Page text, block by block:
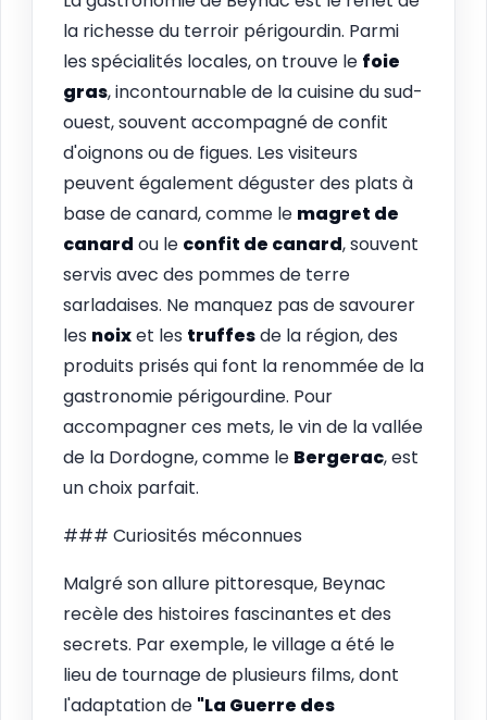
la richesse du terroir périgourdin. Parmi
les spécialités locales, on trouve le foie
gras, incontournable de la cuisine du sud-
ouest, souvent accompagné de confit
d'oignons ou de figues. Les visiteurs
peuvent également déguster des plats à
base de canard, comme le magret de
canard ou le confit de canard, souvent
servis avec des pommes de terre
sarladaises. Ne manquez pas de savourer
les noixet les truffesde la région, des
produits prisés qui font la renommée de la
gastronomie périgourdine. Pour
accompagner ces mets, le vin de la vallée
de la Dordogne, comme le Bergerac, est
un choix parfait.
### Curiosités méconnues
Malgré son allure pittoresque, Beynac
recèle des histoires fascinantes et des
secrets. Par exemple, le village a été le
lieu de tournage de plusieurs films, dont
l'adaptation de "La Guerre des